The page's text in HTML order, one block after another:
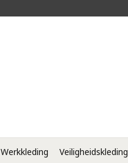
Werkkleding Veiligheidskleding